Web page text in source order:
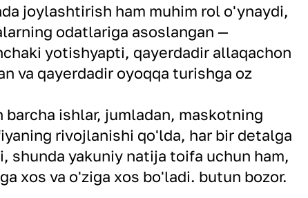
joylashtirish ham muhim rol o'ynaydi,
odatlariga asoslangan —
yotishyapti, qayerdadir allaqachon
va qayerdadir oyoqqa turishga oz
ishlar, jumladan, maskotning
rivojlanishi qo'lda, har bir detalga
shunda yakuniy natija toifa uchun ham,
xos va o'ziga xos bo'ladi. butun bozor.